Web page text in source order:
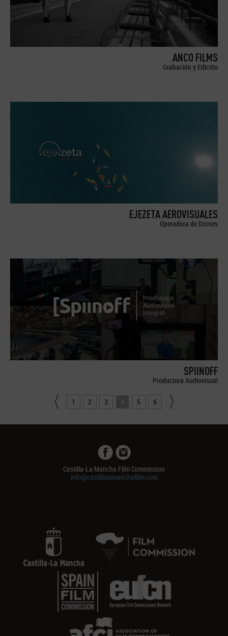
ANCO FILMS
Grabación y Edición
EJEZETA AEROVISUALES
Operadora de Drones
SPIINOFF
Productora Audiovisual
1 2 3 4 5 6
Castilla-La Mancha Film Commission
info@castillalamanchafilm.com